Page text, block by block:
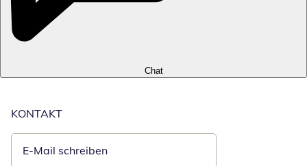
Chat
KONTAKT
E-Mail schreiben
Öffnet E-Mail-Client